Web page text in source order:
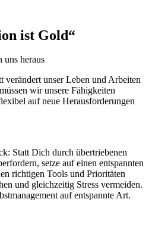
ist Gold“
heraus
verändert unser Leben und Arbeiten
wir unsere Fähigkeiten
auf neue Herausforderungen
Statt Dich durch übertriebenen
setze auf einen entspannten
richtigen Tools und Prioritäten
und gleichzeitig Stress vermeiden.
auf entspannte Art.